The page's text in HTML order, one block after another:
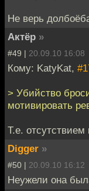
Не верь
Актёр »
#49 | 20.09.10 16:08
Кому: KatyKat,
> Убийство
мотивировать
Т.е. отсутствием
Digger »
#50 | 20.09.10 16:12
Неужели она